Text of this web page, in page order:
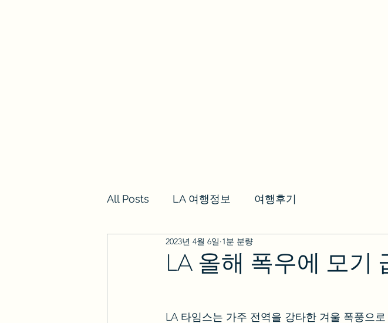
All Posts LA 여행정보 여행후기
LA 올해 폭우에 모기
2023년 4월 6일 1분 분량
LA 타임스는 가주 전역을 강타한 겨울 폭풍으